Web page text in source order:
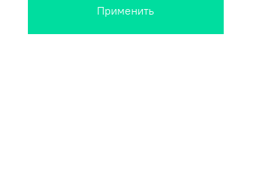
Применить